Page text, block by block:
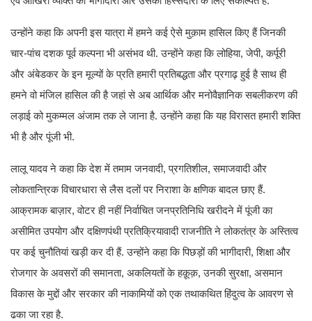
उन्होंने कहा कि अपनी इस यात्रा में हमने कई ऐसे मुक़ाम हासिल किए हैं जिनकी
चार-पांच दशक पूर्व कल्पना भी असंभव थी. उन्होंने कहा कि लोहिया, जेपी, कर्पूरी
और अंबेडकर के इन मूल्यों के प्रति हमारी प्रतिबद्धता और प्रगाढ़ हुई है साथ ही
हमने वो मंजिल हासिल की है जहां से अब आर्थिक और मनोवैज्ञानिक सबलीकरण की
लड़ाई को मुकम्मल अंजाम तक ले जाना है. उन्होंने कहा कि यह विरासत हमारी शक्ति
भी है और पूंजी भी.
लालू यादव ने कहा कि देश में तमाम जनवादी, प्रगतिशील, समाजवादी और
लोकतान्त्रिक विचारधारा से लैस दलों पर निराशा के क्षणिक बादल छाए हैं.
आक्रामक बाज़ार, वोटर ही नहीं निर्वाचित जनप्रतिनिधि खरीदने में पूंजी का
असीमित उपयोग और दक्षिणपंथी प्रतिक्रियावादी राजनीति ने लोकतंत्र के अस्तित्व
पर कई चुनौतियां खड़ी कर दी हैं. उन्होंने कहा कि पिछड़ों की भागीदारी, शिक्षा और
रोजगार के अवसरों की समानता, अकलियतों के हक़ूक़, उनकी सुरक्षा, असमान
विकास के मुद्दों और सरकार की नाकामियों को एक तथाकथित हिंदुत्व के आवरण से
ढका जा रहा है.